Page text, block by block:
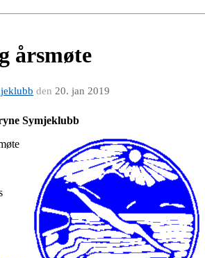
årsmøte
den 20. jan 2019
Symjeklubb